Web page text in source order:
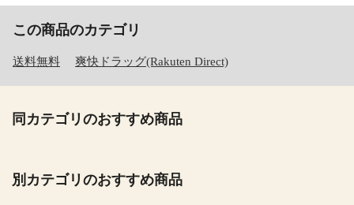
この商品のカテゴリ
送料無料 爽快ドラッグ(Rakuten Direct)
同カテゴリのおすすめ商品
別カテゴリのおすすめ商品